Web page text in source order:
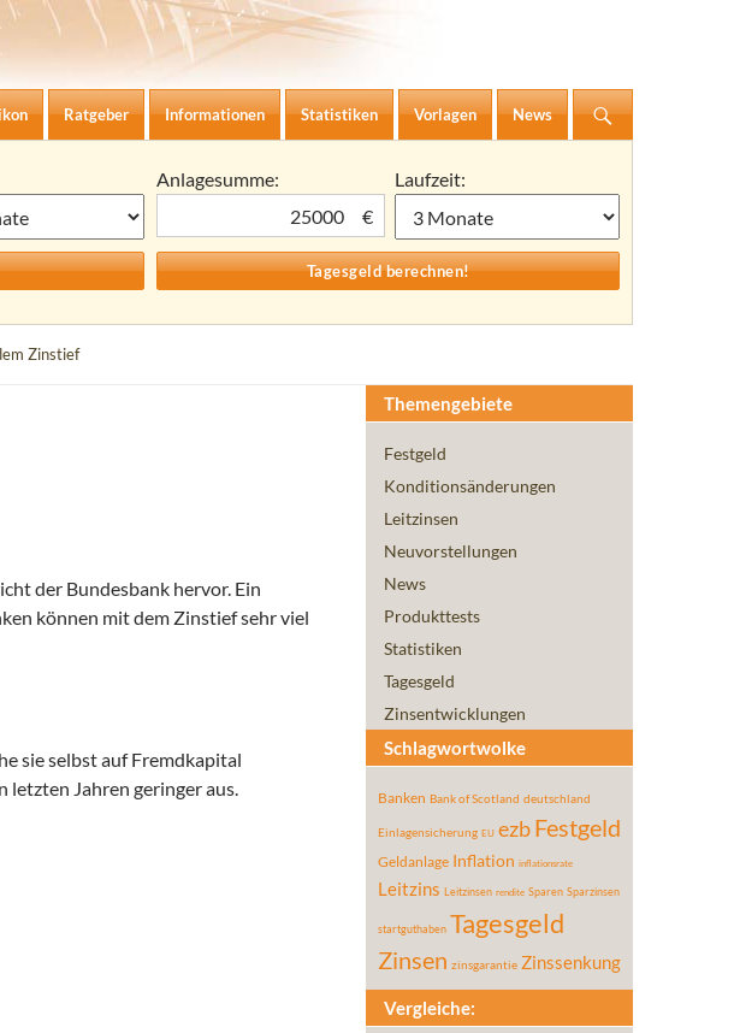
Ratgeber Informationen Statistiken Vorlagen News
Anlagesumme:
€
Laufzeit:
Zinstief
der Bundesbank hervor. Ein
können mit dem Zinstief sehr viel
sie selbst auf Fremdkapital
letzten Jahren geringer aus.
Themengebiete
Festgeld
Konditionsänderungen
Leitzinsen
Neuvorstellungen
News
Produkttests
Statistiken
Tagesgeld
Zinsentwicklungen
Schlagwortwolke
Banken Bank of Scotland deutschland
Einlagensicherung EU ezbFestgeld
Geldanlage Inflation inflationsrate
Leitzins Leitzinsen rendite Sparen Sparzinsen
startguthaben Tagesgeld
Zinsen zinsgarantie Zinssenkung
Vergleiche: